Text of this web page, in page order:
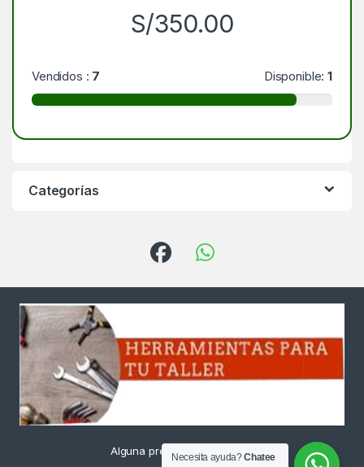
S/350.00
Vendidos : 7 Disponible:1
Categorías
Alguna pregunta ? Llámanos
Necesita ayuda?Chatee